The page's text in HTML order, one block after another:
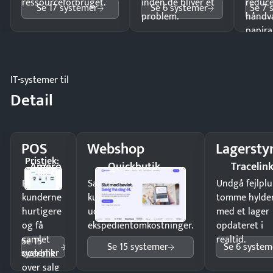
Se 17 systemer
problem.
Se 6 systemer Se 7
IT-systemer til
Detail
POS
Amero
Pristjek:
4.788 kr
Ekspedér
kunderne
hurtigere
og få
samlet
overblik
over salg
Se 15
systemer
Webshop
Quickbutik
Sælg produkter 24/7 til
kunder i hele landet
uden
ekspedientomkostninger.
Se 15 systemer
Undgå
tomme
med et lager
opdateret i
realtid.
Se 6